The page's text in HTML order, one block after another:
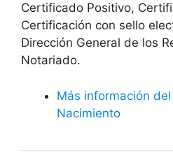
Certificado Positivo,
Certificación con sello
Dirección General de los
Notariado.
Más información
Nacimiento